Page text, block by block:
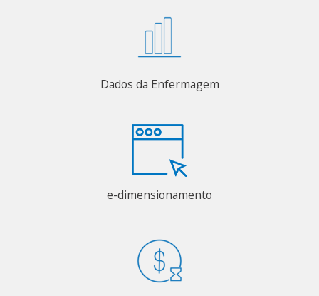
Dados da Enfermagem
e-dimensionamento